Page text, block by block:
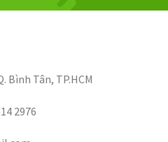
Bình Tân, TP.HCM
2976